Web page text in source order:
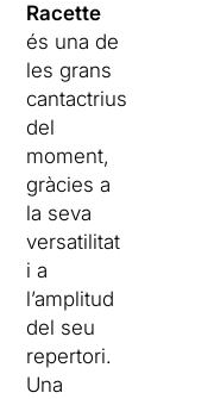
Racette
és una de
les grans
cantactrius
del
moment,
gràcies a
la seva
versatilitat
i a
l’amplitud
del seu
repertori.
Una